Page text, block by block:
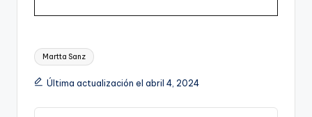
Etiquetas:
Martta Sanz
Última actualización el abril 4, 2024